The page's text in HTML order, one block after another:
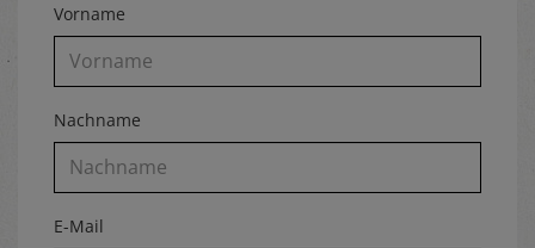
Vorname
Nachname
E-Mail